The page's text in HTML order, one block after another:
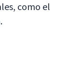
como el